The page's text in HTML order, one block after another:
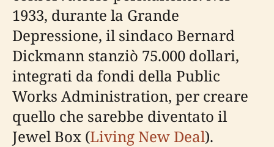
1933, durante la Grande
Depressione, il sindaco Bernard
Dickmann stanziò 75.000 dollari,
integrati da fondi della Public
Works Administration, per creare
quello che sarebbe diventato il
Jewel Box (Living New Deal).